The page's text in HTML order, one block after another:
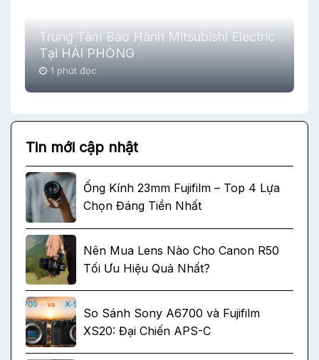
Trung Tâm Bảo Hành Mitsubishi Electric
Tại HẢI PHÒNG
1 phút đọc
Tin mới cập nhật
Ống Kính 23mm Fujifilm – Top 4 Lựa
Chọn Đáng Tiền Nhất
Nên Mua Lens Nào Cho Canon R50
Tối Ưu Hiệu Quả Nhất?
So Sánh Sony A6700 và Fujifilm
XS20: Đại Chiến APS-C